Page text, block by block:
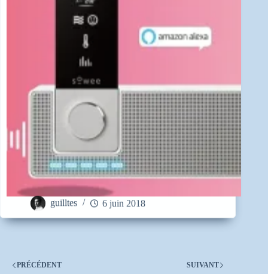
guilltes 6 juin 2018
PRÉCÉDENT SUIVANT